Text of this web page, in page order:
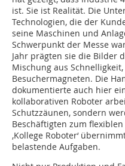
ist. Sie ist Realität. Die
Technologien, die der
seine Maschinen und
Schwerpunkt der Messe
Jahr prägten sie die Bilder
Mischung aus
Besuchermagneten. Die
dokumentierte auch hier
kollaborativen Roboter
Schutzzäunen, sondern
Beschäftigten zum
‚Kollege Roboter‘
belastende Aufgaben.